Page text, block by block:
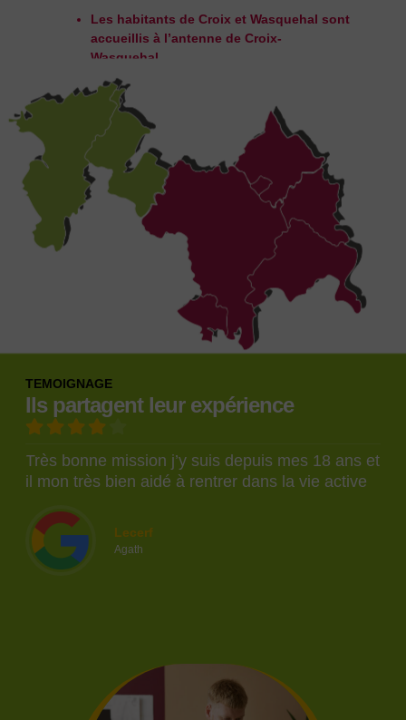
Les habitants de Croix et Wasquehal sont
accueillis à l’antenne de Croix-
Wasquehal
TEMOIGNAGE
Ils partagent leur expérience
Très bonne mission j’y suis depuis mes 18 ans et
il mon très bien aidé à rentrer dans la vie active
Lecerf
Agath